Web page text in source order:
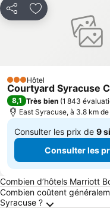
PartagerAjouter à mes
3 Étoiles
Hôtel
Courtyard Syracuse
8,1 Très bien (1 843
East Syracuse, à 3.8 km
Consulter les prix de 9
De
149 €Consulter les
Questions
Combien d’hôtels Marriott
Combien coûtent
Syracuse ?